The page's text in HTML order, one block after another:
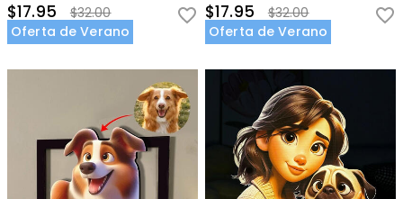
$17.95
$32.00
Oferta de Verano
$17.95
$32.00
Oferta de Verano